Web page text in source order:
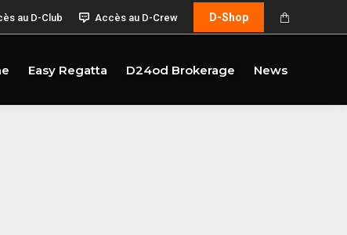
au D-Club Accès au D-Crew D-Shop
Easy Regatta D24od Brokerage News